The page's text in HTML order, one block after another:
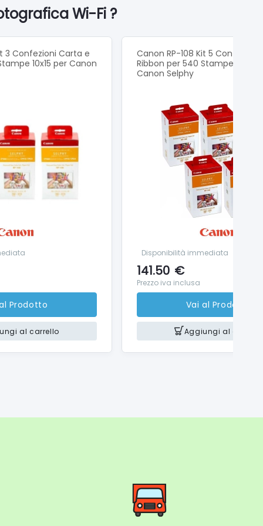
Photo Layout e connettiti via Wi-Fi ad altri
fotocamere e unità flash USB
le sue dimensioni ridotte di appena 182,2 x 57,6
e molto altro, e condividile con amici e familiari
semplici e lettore di schede SD, SDHC e SDXC
capacità opzionale
sublimazione termica del colore
Wi-Fi ?
3 Confezioni Carta e
10x15 per Canon
Prodotto
al carrello
Canon RP-108 Kit 5
Ribbon per 540 Stampe 10x15
Canon Selphy
Disponibilità immediata
141.50 €
Prezzo iva inclusa
Vai al Prodotto
Aggiungi al carrello